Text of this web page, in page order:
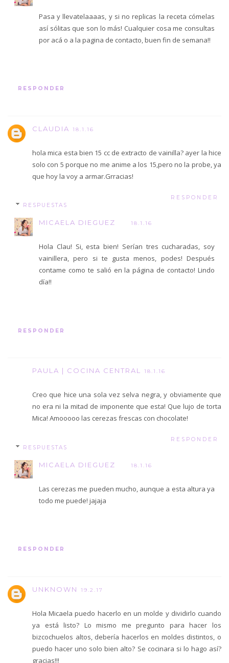
Pasa y llevatelaaaas, y si no replicas la receta cómelas
así sólitas que son lo más! Cualquier cosa me consultas
por acá o a la pagina de contacto, buen fin de semana!!
RESPONDER
CLAUDIA 18.1.16
hola mica esta bien 15 cc de extracto de vainilla? ayer la hice
solo con 5 porque no me anime a los 15,pero no la probe, ya
que hoy la voy a armar.Grracias!
RESPONDER
RESPUESTAS
MICAELA DIEGUEZ 18.1.16
Hola Clau! Si, esta bien! Serían tres cucharadas, soy
vainillera, pero si te gusta menos, podes! Después
contame como te salió en la página de contacto! Lindo
día!!
RESPONDER
PAULA | COCINA CENTRAL 18.1.16
Creo que hice una sola vez selva negra, y obviamente que
no era ni la mitad de imponente que esta! Que lujo de torta
Mica! Amooooo las cerezas frescas con chocolate!
RESPONDER
RESPUESTAS
MICAELA DIEGUEZ 18.1.16
Las cerezas me pueden mucho, aunque a esta altura ya
todo me puede! jajaja
RESPONDER
UNKNOWN 19.2.17
Hola Micaela puedo hacerlo en un molde y dividirlo cuando
ya está listo? Lo mismo me pregunto para hacer los
bizcochuelos altos, debería hacerlos en moldes distintos, o
puedo hacer uno solo bien alto? Se cocinara si lo hago así?
gracias!!!